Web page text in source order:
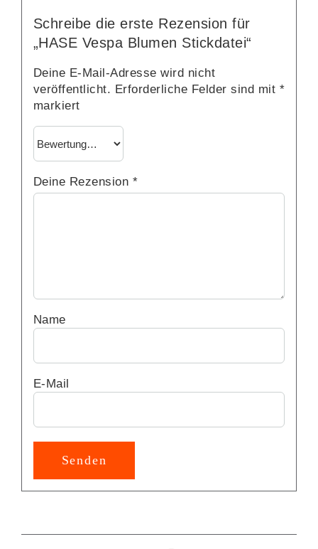
Schreibe die erste Rezension für
„HASE Vespa Blumen Stickdatei“
Deine E-Mail-Adresse wird nicht
veröffentlicht. Erforderliche Felder sind mit *
markiert
Deine Rezension *
Name
E-Mail